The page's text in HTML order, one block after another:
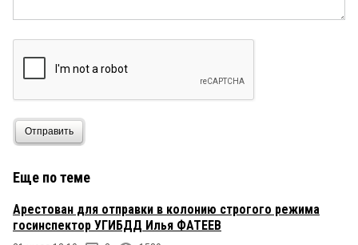
Отправить
Еще по теме
Арестован для отправки в колонию строгого режима
госинспектор УГИБДД Илья ФАТЕЕВ